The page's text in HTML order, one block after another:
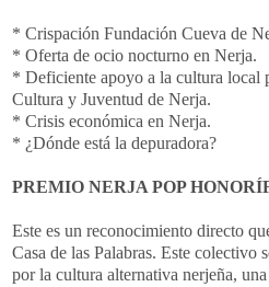
* Crispación Fundación Cueva de
* Oferta de ocio nocturno en Nerja.
* Deficiente apoyo a la cultura local
Cultura y Juventud de Nerja.
* Crisis económica en Nerja.
* ¿Dónde está la depuradora?
PREMIO NERJA POP
Este es un reconocimiento directo
Casa de las Palabras. Este colectivo
por la cultura alternativa nerjeña,